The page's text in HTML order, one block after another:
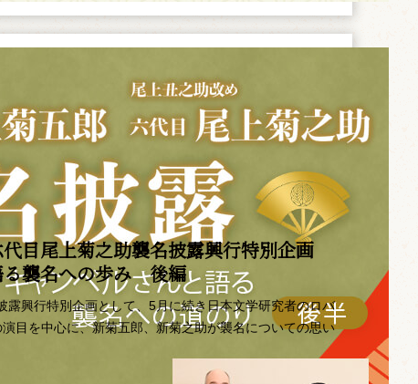
目尾上菊之助襲名披露興行特別企画 ――
る襲名への歩み 後編
露興行特別企画として、5月に続き日本文学研究者のロバ
目を中心に、新菊五郎、新菊之助が襲名についての思い